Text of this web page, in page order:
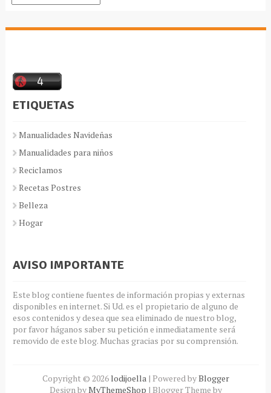
ETIQUETAS
Manualidades Navideñas
Manualidades para niños
Reciclamos
Recetas Postres
Belleza
Hogar
AVISO IMPORTANTE
Este blog contiene fuentes de información propias y externas
disponibles en internet. Si Ud. es el propietario de alguno de
esos contenidos y desea que sea eliminado de nuestro blog,
por favor háganos saber su petición e inmediatamente será
removido de este blog. Muchas gracias por su comprensión.
Copyright © 2026 lodijoella| Powered byBlogger
Design byMyThemeShop | Blogger Theme by